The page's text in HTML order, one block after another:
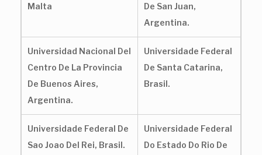
Malta
De San Juan,
Argentina.
Universidad Nacional Del
Centro De La Provincia
De Buenos Aires,
Argentina.
Universidade Federal
De Santa Catarina,
Brasil.
Universidade Federal De
Sao Joao Del Rei, Brasil.
Universidade Federal
Do Estado Do Rio De